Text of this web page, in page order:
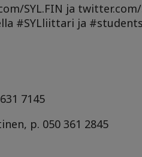
SYL.FIN ja
#SYLliittari ja
7145
p. 050 361 2845